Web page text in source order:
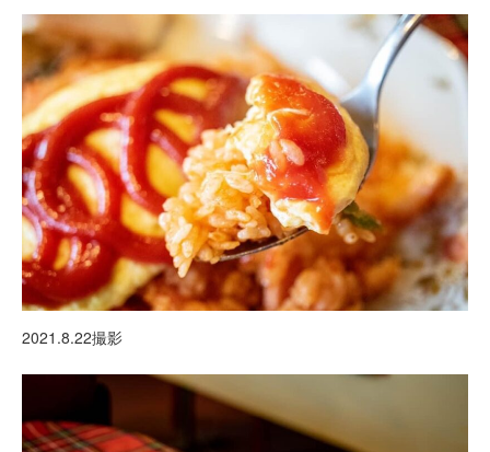
2021.8.22撮影